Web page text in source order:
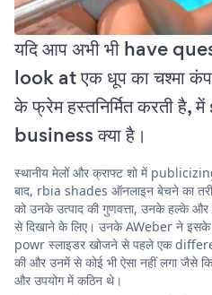
यदि आप अभी भी have
look at एक धूप का चश्मा
के फ्रेम हस्तनिर्मित करती
business क्या है।
स्थानीय मेलों और क्राफ्ट शो में
बाद, rbia shades ऑनलाइन बेचने का
को उनके उत्पाद की गुणवत्ता, उनके हल्के और
से दिखाने के लिए। उनके AWeber ने इसके
powr स्लाइडर खोजने से पहले एक
की और उनमें से कोई भी ऐसा नहीं लगा जैसे
और उपयोग में कठिन थे।